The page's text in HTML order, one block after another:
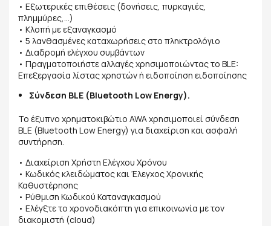
• Εξωτερικές επιθέσεις (δονήσεις, πυρκαγιές,
πλημμύρες,…)
• Κλοπή με εξαναγκασμό
• 5 λανθασμένες καταχωρήσεις στο πληκτρολόγιο
• Διαδρομή ελέγχου συμβάντων
• Πραγματοποιήστε αλλαγές χρησιμοποιώντας το BLE:
Επεξεργασία λίστας χρηστών ή ειδοποίηση ειδοποίησης
Σύνδεση BLE (Bluetooth Low Energy).
Το έξυπνο χρηματοκιβώτιο AWA χρησιμοποιεί σύνδεση
BLE (Bluetooth Low Energy) για διαχείριση και ασφαλή
συντήρηση.
• Διαχείριση Χρήστη Ελέγχου Χρόνου
• Κωδικός κλειδώματος και Έλεγχος Χρονικής
Καθυστέρησης
• Ρύθμιση Κωδικού Καταναγκασμού
• Ελέγξτε το χρονοδιακόπτη για επικοινωνία με τον
διακομιστή (cloud)